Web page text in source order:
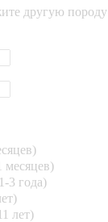
другую породу
месяцев)
3 года)
лет)